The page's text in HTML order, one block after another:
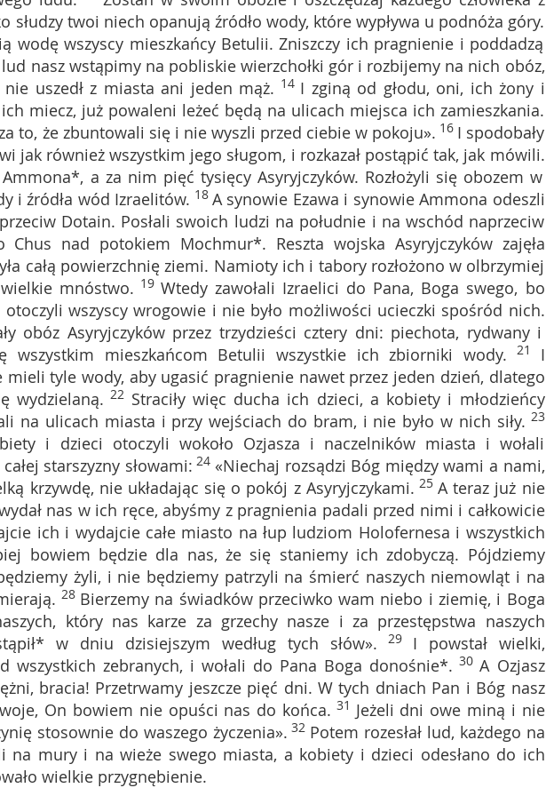
słudzy twoi niech opanują źródło wody, które wypływa u podnóża góry.
wodę wszyscy mieszkańcy Betulii. Zniszczy ich pragnienie i poddadzą
nasz wstąpimy na pobliskie wierzchołki gór i rozbijemy na nich obóz,
uszedł z miasta ani jeden mąż. 14 I zginą od głodu, oni, ich żony i
miecz, już powaleni leżeć będą na ulicach miejsca ich zamieszkania.
to, że zbuntowali się i nie wyszli przed ciebie w pokoju». 16 I spodobały
jak również wszystkim jego sługom, i rozkazał postąpić tak, jak mówili.
a za nim pięć tysięcy Asyryjczyków. Rozłożyli się obozem w
i źródła wód Izraelitów. 18 A synowie Ezawa i synowie Ammona odeszli
Dotain. Posłali swoich ludzi na południe i na wschód naprzeciw
Chus nad potokiem Mochmur*. Reszta wojska Asyryjczyków zajęła
całą powierzchnię ziemi. Namioty ich i tabory rozłożono w olbrzymiej
mnóstwo. 19Wtedy zawołali Izraelici do Pana, Boga swego, bo
wszyscy wrogowie i nie było możliwości ucieczki spośród nich.
obóz Asyryjczyków przez trzydzieści cztery dni: piechota, rydwany i
wszystkim mieszkańcom Betulii wszystkie ich zbiorniki wody. 21 I
mieli tyle wody, aby ugasić pragnienie nawet przez jeden dzień, dlatego
wydzielaną. 22 Straciły więc ducha ich dzieci, a kobiety i młodzieńcy
na ulicach miasta i przy wejściach do bram, i nie było w nich siły. 23
i dzieci otoczyli wokoło Ozjasza i naczelników miasta i wołali
starszyzny słowami: 24 «Niechaj rozsądzi Bóg między wami a nami,
krzywdę, nie układając się o pokój z Asyryjczykami. 25 A teraz już nie
nas w ich ręce, abyśmy z pragnienia padali przed nimi i całkowicie
ich i wydajcie całe miasto na łup ludziom Holofernesa i wszystkich
bowiem będzie dla nas, że się staniemy ich zdobyczą. Pójdziemy
żyli, i nie będziemy patrzyli na śmierć naszych niemowląt i na
28 Bierzemy na świadków przeciwko wam niebo i ziemię, i Boga
który nas karze za grzechy nasze i za przestępstwa naszych
w dniu dzisiejszym według tych słów». 29 I powstał wielki,
wszystkich zebranych, i wołali do Pana Boga donośnie*. 30 A Ozjasz
bracia! Przetrwamy jeszcze pięć dni. W tych dniach Pan i Bóg nasz
On bowiem nie opuści nas do końca. 31 Jeżeli dni owe miną i nie
stosownie do waszego życzenia». 32 Potem rozesłał lud, każdego na
na mury i na wieże swego miasta, a kobiety i dzieci odesłano do ich
wielkie przygnębienie.